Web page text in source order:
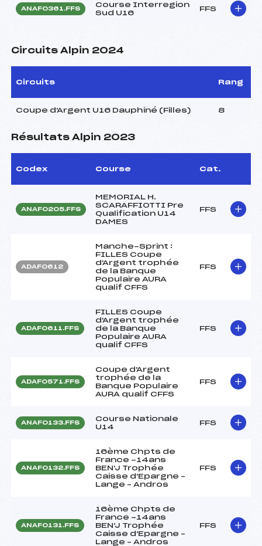
ANAF0361.FFS
Course Interregion
Sud U16
FFS
Circuits Alpin 2024
Circuits Rang
Coupe d'Argent U16 Dauphiné (Filles) 8
Résultats Alpin 2023
Codex Course Cat.
ANAF0205.FFS
MEMORIAL H.
SCARAFFIOTTI Pre
Qualification U14
DAMES
FFS
ADAF0612
Manche-Sprint :
FILLES Coupe
d'Argent trophée
de la Banque
Populaire AURA
qualif CFFS
FFS
ADAF0611.FFS
FILLES Coupe
d'Argent trophée
de la Banque
Populaire AURA
qualif CFFS
FFS
ADAF0571.FFS
Coupe d'Argent
trophée de la
Banque Populaire
AURA qualif CFFS
FFS
ANAF0133.FFS
Course Nationale
U14
FFS
ANAF0132.FFS
16ème Chpts de
France -14ans
BEN'J Trophée
Caisse d'Epargne –
Lange – Andros
FFS
ANAF0131.FFS
16ème Chpts de
France -14ans
BEN'J Trophée
Caisse d'Epargne –
Lange – Andros
FFS